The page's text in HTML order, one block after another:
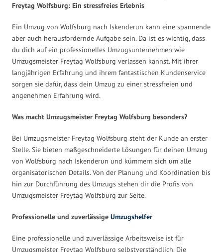
Freytag Wolfsburg: Ein stressfreies Erlebnis
Ein Umzug von Wolfsburg nach Iskenderun kann eine spannende
aber auch herausfordernde Aufgabe sein. Da ist es wichtig, dass
du dich auf ein professionelles Umzugsunternehmen wie
Umzugsmeister Freytag Wolfsburg verlassen kannst. Mit ihrer
langjährigen Erfahrung und ihrem fantastischen Kundenservice
sorgen sie dafür, dass dein Umzug zu einer stressfreien und
angenehmen Erfahrung wird.
Was macht Umzugsmeister Freytag Wolfsburg besonders?
Bei Umzugsmeister Freytag Wolfsburg steht der Kunde an erster
Stelle. Sie bieten maßgeschneiderte Lösungen für deinen Umzug
von Wolfsburg nach Iskenderun und kümmern sich um alle
organisatorischen Details. Von der Planung und Koordination bis
hin zur Durchführung des Umzugs stehen dir die Profis von
Umzugsmeister Freytag Wolfsburg zur Seite.
Professionelle und zuverlässige Umzugshelfer
Eine professionelle und zuverlässige Arbeitsweise ist für
Umzugsmeister Freytag Wolfsburg selbstverständlich. Die